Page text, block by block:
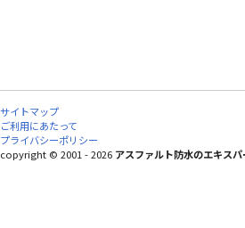
サイトマップ
ご利用にあたって
プライバシーポリシー
copyright © 2001 - 2026 アスファルト防水のエキス